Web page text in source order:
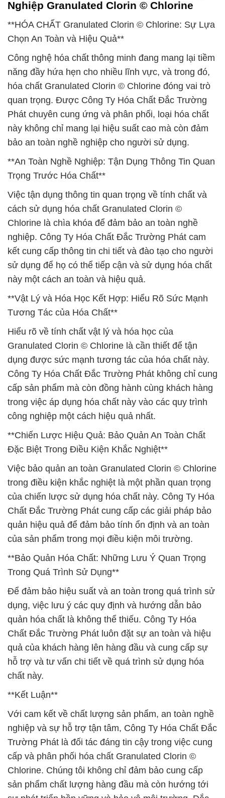
Nghiệp Granulated Clorin © Chlorine
**HÓA CHẤT Granulated Clorin © Chlorine: Sự Lựa
Chọn An Toàn và Hiệu Quả**
Công nghệ hóa chất thông minh đang mang lại tiềm
năng đầy hứa hẹn cho nhiều lĩnh vực, và trong đó,
hóa chất Granulated Clorin © Chlorine đóng vai trò
quan trọng. Được Công Ty Hóa Chất Đắc Trường
Phát chuyên cung ứng và phân phối, loại hóa chất
này không chỉ mang lại hiệu suất cao mà còn đảm
bảo an toàn nghề nghiệp cho người sử dụng.
**An Toàn Nghề Nghiệp: Tận Dụng Thông Tin Quan
Trọng Trước Hóa Chất**
Việc tận dụng thông tin quan trọng về tính chất và
cách sử dụng hóa chất Granulated Clorin ©
Chlorine là chìa khóa để đảm bảo an toàn nghề
nghiệp. Công Ty Hóa Chất Đắc Trường Phát cam
kết cung cấp thông tin chi tiết và đào tạo cho người
sử dụng để họ có thể tiếp cận và sử dụng hóa chất
này một cách an toàn và hiệu quả.
**Vật Lý và Hóa Học Kết Hợp: Hiểu Rõ Sức Mạnh
Tương Tác của Hóa Chất**
Hiểu rõ về tính chất vật lý và hóa học của
Granulated Clorin © Chlorine là cần thiết để tận
dụng được sức mạnh tương tác của hóa chất này.
Công Ty Hóa Chất Đắc Trường Phát không chỉ cung
cấp sản phẩm mà còn đồng hành cùng khách hàng
trong việc áp dụng hóa chất này vào các quy trình
công nghiệp một cách hiệu quả nhất.
**Chiến Lược Hiệu Quả: Bảo Quản An Toàn Chất
Đặc Biệt Trong Điều Kiện Khắc Nghiệt**
Việc bảo quản an toàn Granulated Clorin © Chlorine
trong điều kiện khắc nghiệt là một phần quan trọng
của chiến lược sử dụng hóa chất này. Công Ty Hóa
Chất Đắc Trường Phát cung cấp các giải pháp bảo
quản hiệu quả để đảm bảo tính ổn định và an toàn
của sản phẩm trong mọi điều kiện môi trường.
**Bảo Quản Hóa Chất: Những Lưu Ý Quan Trọng
Trong Quá Trình Sử Dụng**
Để đảm bảo hiệu suất và an toàn trong quá trình sử
dụng, việc lưu ý các quy định và hướng dẫn bảo
quản hóa chất là không thể thiếu. Công Ty Hóa
Chất Đắc Trường Phát luôn đặt sự an toàn và hiệu
quả của khách hàng lên hàng đầu và cung cấp sự
hỗ trợ và tư vấn chi tiết về quá trình sử dụng hóa
chất này.
**Kết Luận**
Với cam kết về chất lượng sản phẩm, an toàn nghề
nghiệp và sự hỗ trợ tận tâm, Công Ty Hóa Chất Đắc
Trường Phát là đối tác đáng tin cậy trong việc cung
cấp và phân phối hóa chất Granulated Clorin ©
Chlorine. Chúng tôi không chỉ đảm bảo cung cấp
sản phẩm chất lượng hàng đầu mà còn hướng tới